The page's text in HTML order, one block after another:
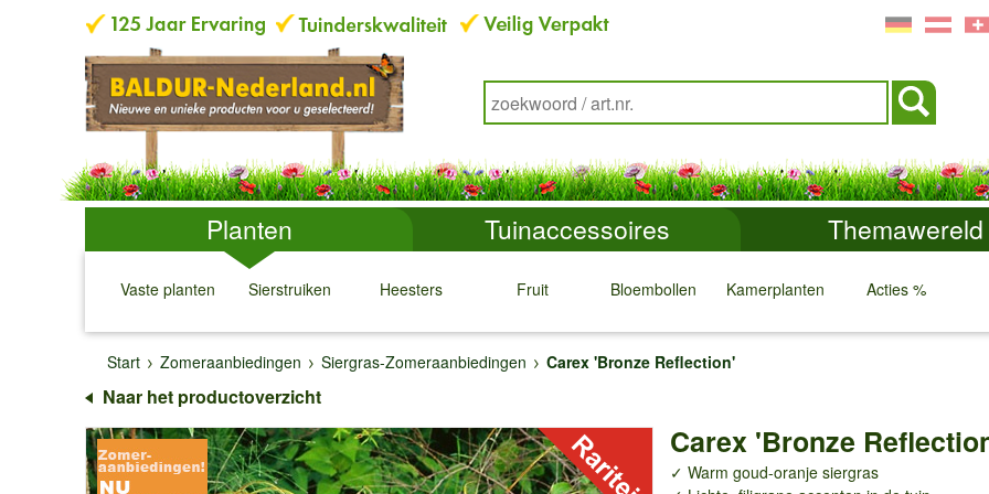
Planten Tuinaccessoires Themawereld
Vaste planten
↓
Sierstruiken
↓
Heesters
↓
Fruit
↓
Bloembollen
↓
Kamerplanten
↓
Acties %
↓ ↓
Start
Zomeraanbiedingen Siergras-Zomeraanbiedingen Carex 'Bronze Reflection'
Naar het productoverzicht
Carex 'Bronze
✓ Warm goud-oranje siergras